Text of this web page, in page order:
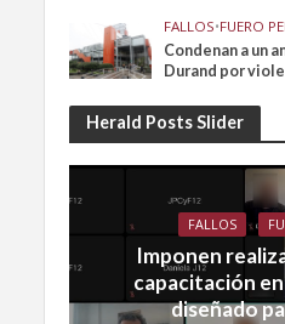
FALLOS•FUERO
Condenan a un
Durand por
Herald Posts Slider
FALLOS
Imponen
capacitación
diseñado